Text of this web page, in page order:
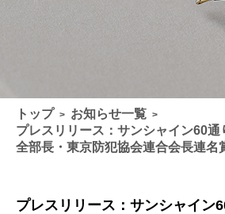
トップ > お知らせ一覧 >
プレスリリース：サンシャイン60
全部長・東京防犯協会連合会長連名
プレスリリース：サンシャイン